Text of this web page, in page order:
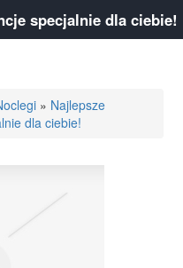
» Najlepsze
dla ciebie!
specjalnie dla ciebie!